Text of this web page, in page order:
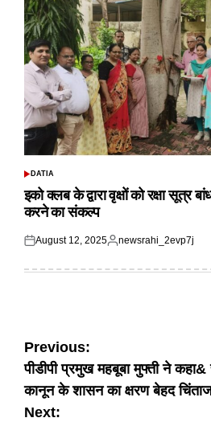
POSTED
DATIA
इको क्लब के द्वारा वृक्षों को रक्षा सूत्र
करने का संकल्प
Posted
August 12, 2025
Posted
newsrahi_2evp7j
Post
navigation
Previous:
पीडीपी प्रमुख महबूबा मुफ्ती ने
कानून के शासन का क्षरण बेहद
Next: